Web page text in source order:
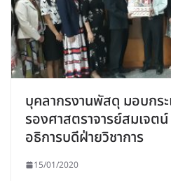
บุคลากรงานพัสดุ มอบกระ
รองศาสตราจารย์สมเจต
อธิการบดีฝ่ายวิชาการ
15/01/2020